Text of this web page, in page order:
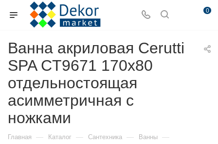
0
Ванна акриловая Cerutti
SPA CT9671 170х80
отдельностоящая
асимметричная с
ножками
Главная — Каталог — Сантехника — Ванны —